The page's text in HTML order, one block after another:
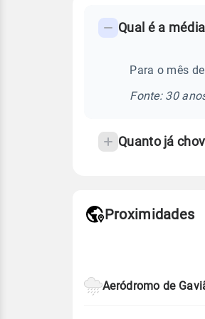
frequentes
temperatura
Qual é a
Para o mês
Fonte: 30
Quanto já
de Tempo e
Proximidades
Aeródromo de